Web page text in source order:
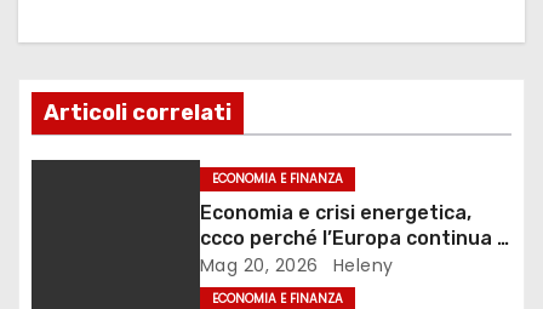
z
o
Articoli correlati
ECONOMIA E FINANZA
Economia e crisi energetica,
ccco perché l’Europa continua a
fallire le risposte
Mag 20, 2026 Heleny
ECONOMIA E FINANZA